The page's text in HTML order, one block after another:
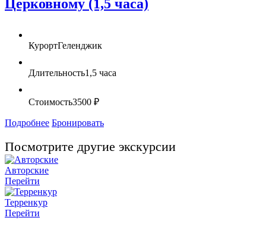
Церковному (1,5 часа)
КурортГеленджик
Длительность1,5 часа
Стоимость3500 ₽
Подробнее Бронировать
Посмотрите другие экскурсии
Авторские
Перейти
Терренкур
Перейти